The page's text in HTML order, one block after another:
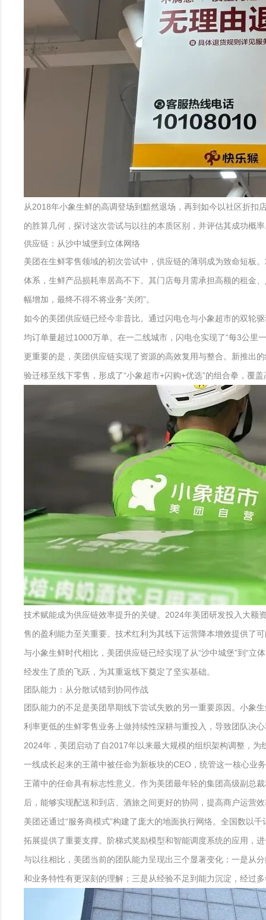
从2018年小象生鲜的高调登场到黯然退场，再到如今以社区折
的胜算几何，探讨这次尝试与以往的本质区别，并评估其成功概
供应链：从沙中城堡到立体网络
美团在生鲜零售领域的初次尝试中，供应链的薄弱成为致命短板
体系，生鲜产品损耗率居高不下。其门店每月需承担高额的租金
幅增加，最终不得不将业务“关闭”。
如今的美团供应链已经今非昔比。通过闪电仓与小象超市的双轮
均订单量超过1000万单。在一二线城市，闪电仓实现了“每3公里
更重要的是，美团供应链实现了资源的高效复用与整合。新推出
验迁移至线下零售，形成了“小象超市+闪购+优选”的组合拳，覆
技术赋能成为供应链效率提升的关键。2024年美团研发投入大额
售的盈利能力至关重要。技术红利为其线下运营降本增效提供了
与小象生鲜时代相比，美团供应链已经实现了从“沙中城堡”到“
经发生了质的飞跃，为其重返线下奠定了坚实基础。
团队能力：从分散试错到协同作战
团队能力的不足是美团早期线下尝试失败的另一重要原因。小象
利率更低的生鲜零售业务上做持续性深耕与重投入，导致团队决
2024年，美团启动了自2017年以来最大规模的组织架构调整，
一线成长起来的王莆中被任命为新板块的CEO，统管这一核心业
王莆中的任命具有标志性意义。作为美团最年轻的集团高级副总
后，能够实现配送和到店、酒旅之间更好的协同，提高商户运营
美团还通过“服务商模式”构建了庞大的地面执行网络。全国数以
拓展提供了重要支撑。阶梯式奖励模型和智能调度系统的应用，
与以往相比，美团当前的团队能力呈现出三个显著变化：一是从
和业务特性有更深刻的理解；三是从经验不足到能力沉淀，经过